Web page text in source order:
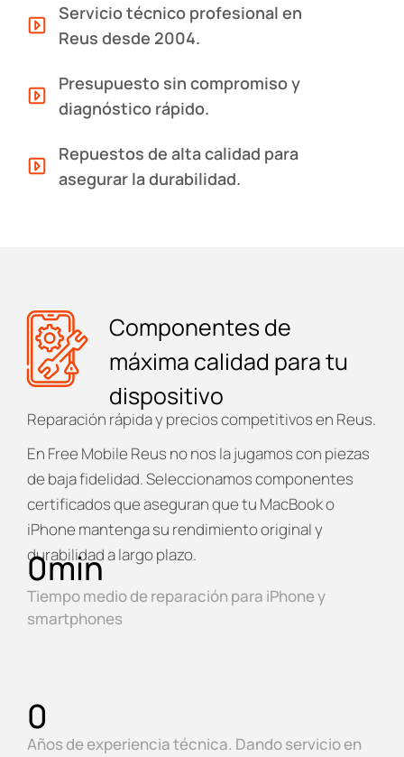
Servicio técnico profesional en
Reus desde 2004.
Presupuesto sin compromiso y
diagnóstico rápido.
Repuestos de alta calidad para
asegurar la durabilidad.
Componentes de
máxima calidad para tu
dispositivo
Reparación rápida y precios competitivos en Reus.
En Free Mobile Reus no nos la jugamos con piezas
de baja fidelidad. Seleccionamos componentes
certificados que aseguran que tu MacBook o
iPhone mantenga su rendimiento original y
durabilidad a largo plazo.
Tiempo medio de reparación para iPhone y
smartphones
0min
Años de experiencia técnica. Dando servicio en
0